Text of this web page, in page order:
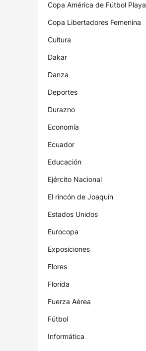
Copa América de Fútbol Playa
Copa Libertadores Femenina
Cultura
Dakar
Danza
Deportes
Durazno
Economía
Ecuador
Educación
Ejército Nacional
El rincón de Joaquín
Estados Unidos
Eurocopa
Exposiciones
Flores
Florida
Fuerza Aérea
Fútbol
Informática